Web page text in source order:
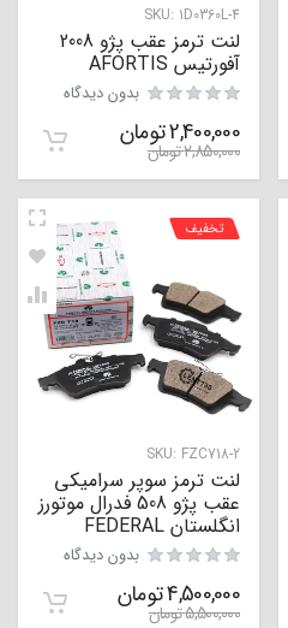
SKU: 1D0360L-4
لنت ترمز عقب پژو 2008
آفورتیس AFORTIS
بدون دیدگاه
2,400,000تومان
2,850,000تومان
SKU: FZC718-2
تخفیف
لنت ترمز سوپر سرامیکی
عقب پژو 508 فدرال موتورز
انگلستان FEDERAL
بدون دیدگاه
4,500,000تومان
5,500,000تومان